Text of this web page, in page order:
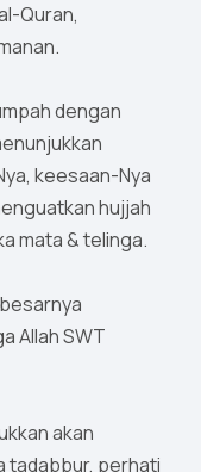
Quran,
dengan
keesaan-Nya
hujjah
mata & telinga.
Allah SWT
akan
tadabbur, perhati